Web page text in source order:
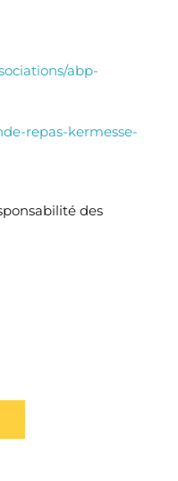
abp-
repas-kermesse-
des